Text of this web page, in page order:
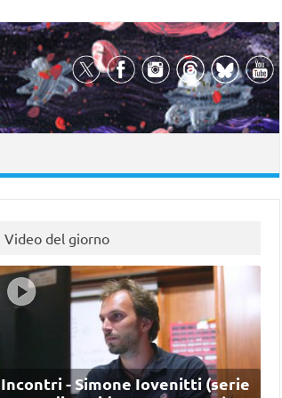
Video del giorno
Incontri - Simone Iovenitti (serie